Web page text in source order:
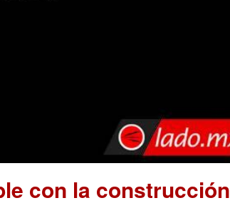
con la construcción